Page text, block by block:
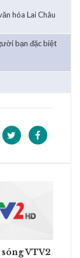
hóa Lai Châu
bạn đặc biệt
VTV2